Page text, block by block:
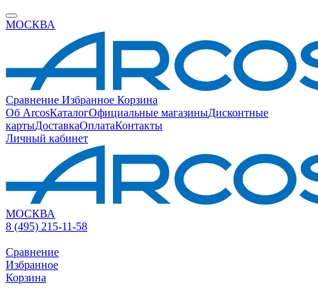
МОСКВА
Сравнение Избранное Корзина
Об ArcosКаталогОфициальные магазиныДисконтные
картыДоставкаОплатаКонтакты
Личный кабинет
МОСКВА
8 (495) 215-11-58
Сравнение
Избранное
Корзина